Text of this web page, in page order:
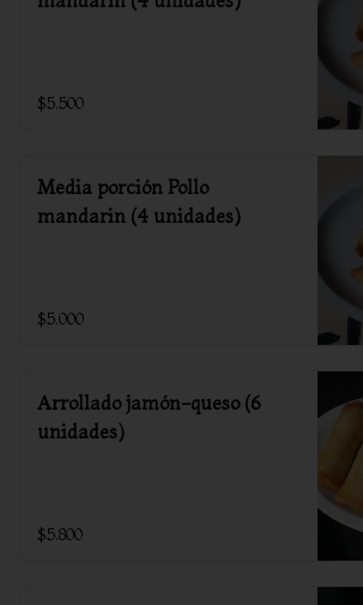
$5.500
Media porción Pollo
mandarin (4 unidades)
$5.000
Arrollado jamón-queso (6
unidades)
$5.800